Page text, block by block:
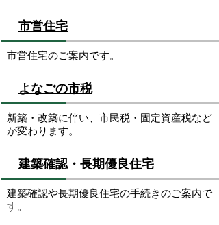
市営住宅
市営住宅のご案内です。
よなごの市税
新築・改築に伴い、市民税・固定資産税など
が変わります。
建築確認・長期優良住宅
建築確認や長期優良住宅の手続きのご案内で
す。